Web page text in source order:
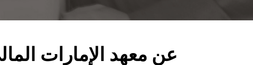
عن معهد الإمارات